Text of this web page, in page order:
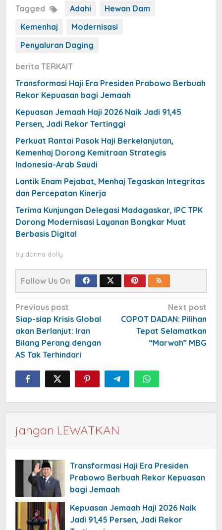
Tagged Adahi
Hewan Dam
Kemenhaj
Modernisasi
Penyaluran Daging
berita TERKAIT
Transformasi Haji Era Presiden Prabowo Berbuah
Rekor Kepuasan bagi Jemaah
Kepuasan Jemaah Haji 2026 Naik Jadi 91,45
Persen, Jadi Rekor Tertinggi
Perkuat Rantai Pasok Haji Berkelanjutan,
Kemenhaj Dorong Kemitraan Strategis
Indonesia-Arab Saudi
Lantik Enam Pejabat, Menhaj Tegaskan Integritas
dan Percepatan Kinerja
Terima Kunjungan Delegasi Madagaskar, IPC TPK
Dorong Modernisasi Layanan Bongkar Muat
Berbasis Digital
by donna dolly
Follow Us On
Post
navigation
Previous post
Siap-siap Krisis Global
akan Berlanjut: Iran
Bilang Perang dengan
AS Tak Terhindari
Next post
COPOT DADAN: Pilihan
Tepat Selamatkan
“Marwah” MBG
jangan LEWATKAN
Transformasi Haji Era Presiden
Prabowo Berbuah Rekor Kepuasan
bagi Jemaah
Kepuasan Jemaah Haji 2026 Naik
Jadi 91,45 Persen, Jadi Rekor